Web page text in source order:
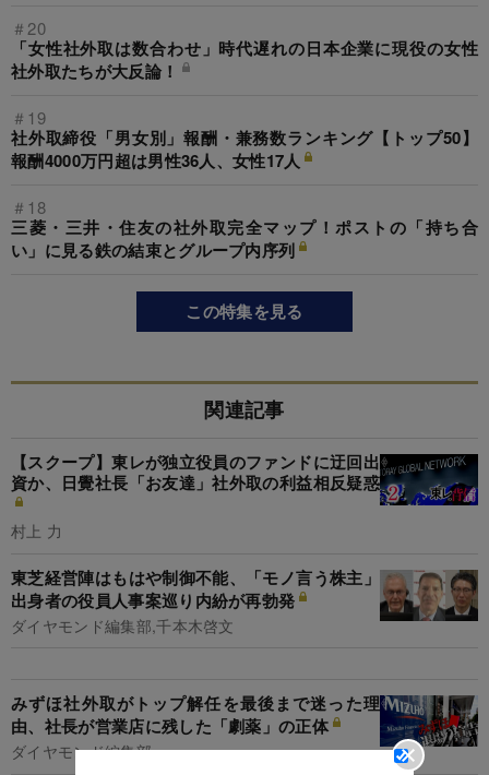
＃20
「女性社外取は数合わせ」時代遅れの日本企業に現役の女性
社外取たちが大反論！
＃19
社外取締役「男女別」報酬・兼務数ランキング【トップ50】
報酬4000万円超は男性36人、女性17人
＃18
三菱・三井・住友の社外取完全マップ！ポストの「持ち合
い」に見る鉄の結束とグループ内序列
この特集を見る
関連記事
【スクープ】東レが独立役員のファンドに迂回出
資か、日覺社長「お友達」社外取の利益相反疑惑
村上 力
東芝経営陣はもはや制御不能、「モノ言う株主」
出身者の役員人事案巡り内紛が再勃発
ダイヤモンド編集部,千本木啓文
みずほ社外取がトップ解任を最後まで迷った理
由、社長が営業店に残した「劇薬」の正体
ダイヤモンド編集部